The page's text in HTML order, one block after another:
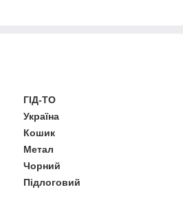
ГІД-ТО
Україна
Кошик
Метал
Чорний
Підлоговий